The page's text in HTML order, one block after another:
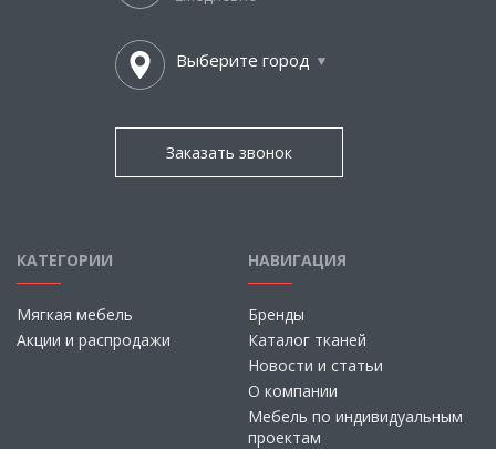
Выберите город
Заказать звонок
КАТЕГОРИИ
Мягкая мебель
Акции и распродажи
НАВИГАЦИЯ
Бренды
Каталог тканей
Новости и статьи
О компании
Мебель по индивидуальным
проектам